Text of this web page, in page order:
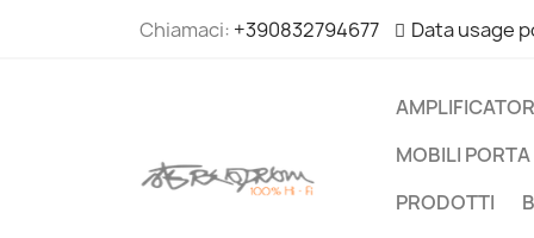
Chiamaci: +390832794677 Data usage
MOBILI
PRODOTTI